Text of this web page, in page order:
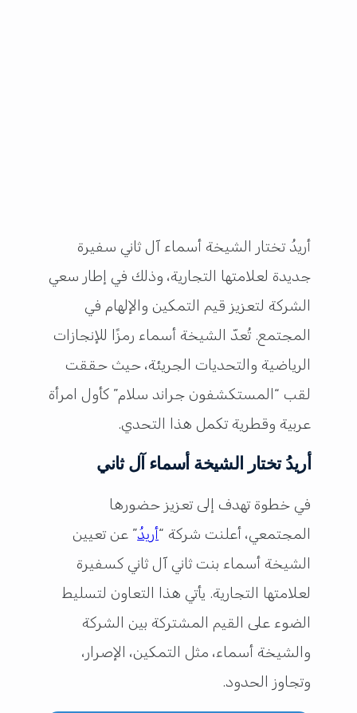
أريدُ تختار الشيخة أسماء آل ثاني سفيرة
جديدة لعلامتها التجارية، وذلك في إطار سعي
الشركة لتعزيز قيم التمكين والإلهام في
المجتمع. تُعدّ الشيخة أسماء رمزًا للإنجازات
الرياضية والتحديات الجريئة، حيث حققت
لقب “المستكشفون جراند سلام” كأول امرأة
عربية وقطرية تكمل هذا التحدي.
أريدُ تختار الشيخة أسماء آل ثاني
في خطوة تهدف إلى تعزيز حضورها
المجتمعي، أعلنت شركة “أريدُ” عن تعيين
الشيخة أسماء بنت ثاني آل ثاني كسفيرة
لعلامتها التجارية. يأتي هذا التعاون لتسليط
الضوء على القيم المشتركة بين الشركة
والشيخة أسماء، مثل التمكين، الإصرار،
وتجاوز الحدود.